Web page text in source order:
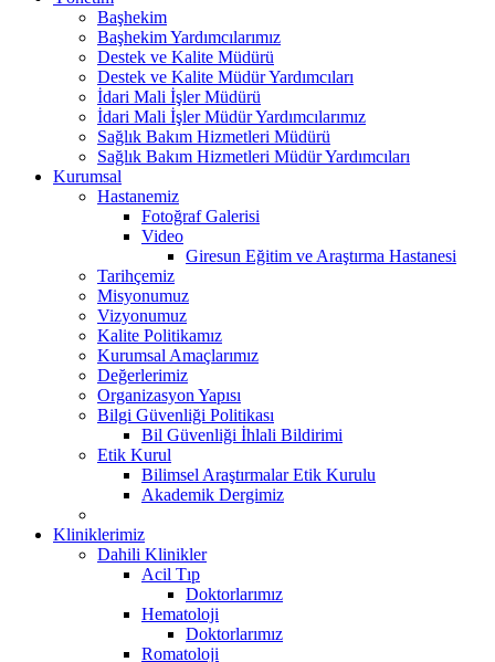
Başhekim
Başhekim Yardımcılarımız
Destek ve Kalite Müdürü
Destek ve Kalite Müdür Yardımcıları
İdari Mali İşler Müdürü
İdari Mali İşler Müdür Yardımcılarımız
Sağlık Bakım Hizmetleri Müdürü
Sağlık Bakım Hizmetleri Müdür Yardımcıları
Kurumsal
Hastanemiz
Fotoğraf Galerisi
Video
Giresun Eğitim ve Araştırma Hastanesi
Tarihçemiz
Misyonumuz
Vizyonumuz
Kalite Politikamız
Kurumsal Amaçlarımız
Değerlerimiz
Organizasyon Yapısı
Bilgi Güvenliği Politikası
Bil Güvenliği İhlali Bildirimi
Etik Kurul
Bilimsel Araştırmalar Etik Kurulu
Akademik Dergimiz
Kliniklerimiz
Dahili Klinikler
Acil Tıp
Doktorlarımız
Hematoloji
Doktorlarımız
Romatoloji